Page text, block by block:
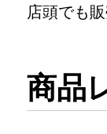
店頭でも
商品